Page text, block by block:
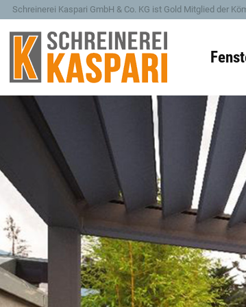
Schreinerei Kaspari GmbH & Co. KG ist Gold Mitglied der